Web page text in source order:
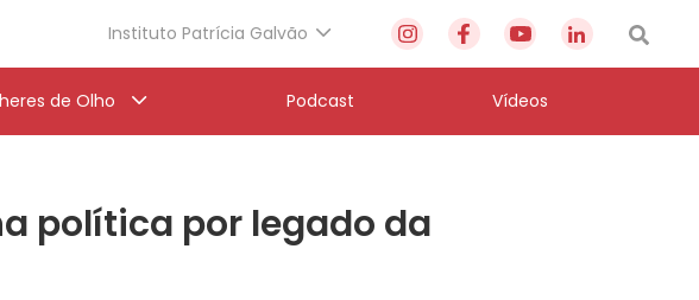
Instituto Patrícia Galvão
de Olho Podcast Vídeos
política por legado da